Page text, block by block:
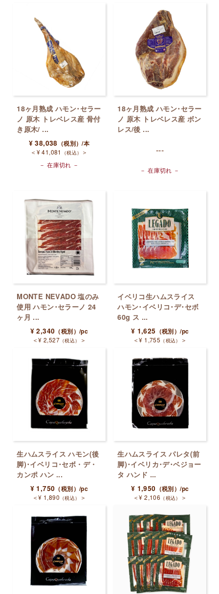
18ヶ月熟成 ハモン･セラー
ノ 原木 トレベレス産 骨付
き原木/ ...
¥ 38,038 （税別）/本
＜ ¥41,081 （税込） ＞
－ 在庫切れ －
18ヶ月熟成 ハモン･セラー
ノ 原木 トレベレス産 ボン
レス/後 ...
---
－ 在庫切れ －
MONTE NEVADO 塩のみ
使用 ハモン･セラーノ 24
ヶ月 ...
¥ 2,340 （税別）/pc
＜¥ 2,527 （税込） ＞
イベリコ生ハムスライス
ハモン･イベリコ･デ･セボ
60g ス ...
¥ 1,625 （税別）/pc
＜¥ 1,755 （税込） ＞
生ハムスライス ハモン(後
脚)･イベリコ･セボ・デ・
カンポ ハン ...
¥ 1,750 （税別）/pc
＜¥ 1,890 （税込） ＞
生ハムスライス パレタ(前
脚)･イベリカ･デ･ベジョー
タ ハンド ...
¥ 1,950 （税別）/pc
＜¥ 2,106 （税込） ＞